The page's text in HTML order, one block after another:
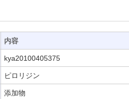
内容
kya20100405375
ピロリジン
添加物